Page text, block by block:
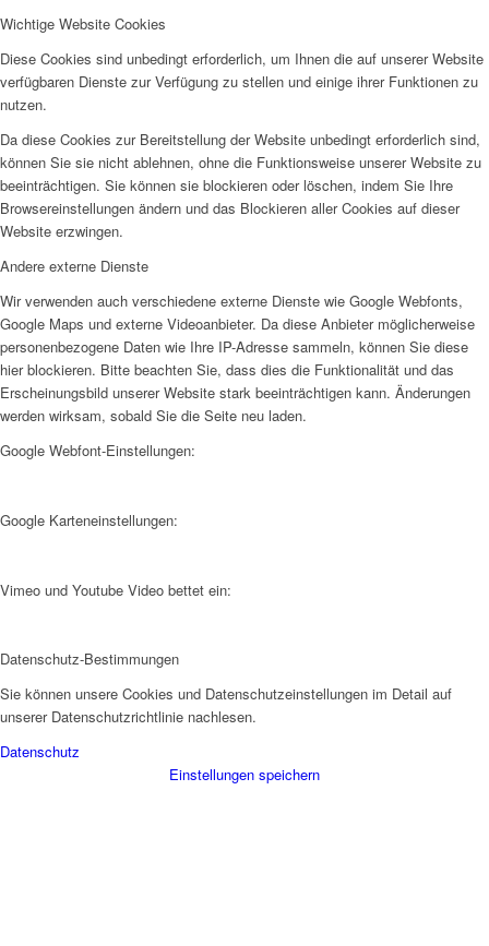
Wichtige Website Cookies
Diese Cookies sind unbedingt erforderlich, um Ihnen die auf unserer Website
verfügbaren Dienste zur Verfügung zu stellen und einige ihrer Funktionen zu
nutzen.
Da diese Cookies zur Bereitstellung der Website unbedingt erforderlich sind,
können Sie sie nicht ablehnen, ohne die Funktionsweise unserer Website zu
beeinträchtigen. Sie können sie blockieren oder löschen, indem Sie Ihre
Browsereinstellungen ändern und das Blockieren aller Cookies auf dieser
Website erzwingen.
Andere externe Dienste
Wir verwenden auch verschiedene externe Dienste wie Google Webfonts,
Google Maps und externe Videoanbieter. Da diese Anbieter möglicherweise
personenbezogene Daten wie Ihre IP-Adresse sammeln, können Sie diese
hier blockieren. Bitte beachten Sie, dass dies die Funktionalität und das
Erscheinungsbild unserer Website stark beeinträchtigen kann. Änderungen
werden wirksam, sobald Sie die Seite neu laden.
Google Webfont-Einstellungen:
Google Karteneinstellungen:
Vimeo und Youtube Video bettet ein:
Datenschutz-Bestimmungen
Sie können unsere Cookies und Datenschutzeinstellungen im Detail auf
unserer Datenschutzrichtlinie nachlesen.
Datenschutz
Einstellungen speichern